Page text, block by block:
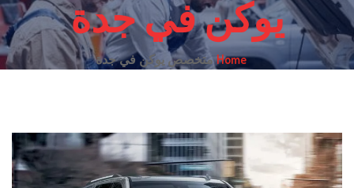
يوكن في جدة
Homeمتخصص يوكن في جدة